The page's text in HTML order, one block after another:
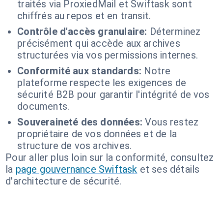
traités via ProxiedMail et Swiftask sont
chiffrés au repos et en transit.
Contrôle d'accès granulaire: Déterminez
précisément qui accède aux archives
structurées via vos permissions internes.
Conformité aux standards: Notre
plateforme respecte les exigences de
sécurité B2B pour garantir l'intégrité de vos
documents.
Souveraineté des données: Vous restez
propriétaire de vos données et de la
structure de vos archives.
Pour aller plus loin sur la conformité, consultez
la page gouvernance Swiftask et ses détails
d'architecture de sécurité.